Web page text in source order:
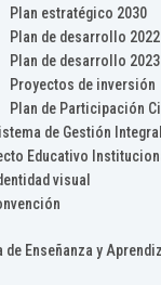
Plan estratégico 2030
Plan de desarrollo 2022
Plan de desarrollo
Proyectos de inversión
Plan de Participación
de Gestión Integral
Educativo
visual
Enseñanza y